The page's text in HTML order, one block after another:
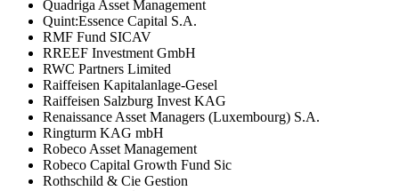
Quadriga Asset Management
Quint:Essence Capital S.A.
RMF Fund SICAV
RREEF Investment GmbH
RWC Partners Limited
Raiffeisen Kapitalanlage-Gesel
Raiffeisen Salzburg Invest KAG
Renaissance Asset Managers (Luxembourg) S.A.
Ringturm KAG mbH
Robeco Asset Management
Robeco Capital Growth Fund Sic
Rothschild & Cie Gestion